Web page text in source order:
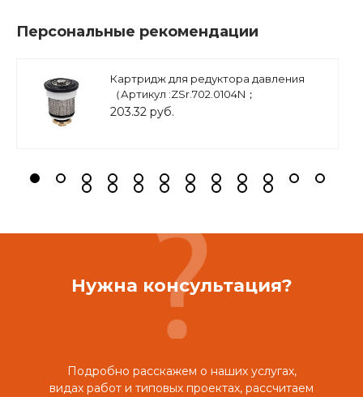
Персональные рекомендации
Картридж для редуктора давления
（Артикул :ZSr.702.0104N；
ZSr.702.0105N ), арт.ZSr.700.0201
203.32 руб.
Нужна консультация?
Подробно расскажем о наших услугах,
видах работ и типовых проектах, рассчитаем